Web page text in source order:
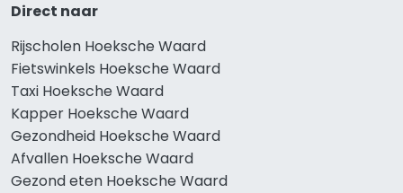
Direct naar
Rijscholen Hoeksche Waard
Fietswinkels Hoeksche Waard
Taxi Hoeksche Waard
Kapper Hoeksche Waard
Gezondheid Hoeksche Waard
Afvallen Hoeksche Waard
Gezond eten Hoeksche Waard